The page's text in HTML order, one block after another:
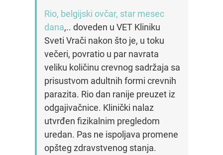
Rio, belgijski ovčar, star mesec
dana,.. doveden u VET Kliniku
Sveti Vrači nakon što je, u toku
večeri, povratio u par navrata
veliku količinu crevnog sadržaja sa
prisustvom adultnih formi crevnih
parazita. Rio dan ranije preuzet iz
odgajivačnice. Klinički nalaz
utvrđen fizikalnim pregledom
uredan. Pas ne ispoljava promene
opšteg zdravstvenog stanja.